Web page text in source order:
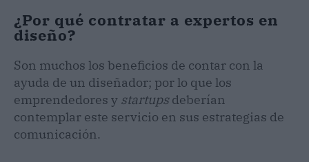
¿Por qué contratar a expertos en
diseño?
Son muchos los beneficios de contar con la
ayuda de un diseñador; por lo que los
emprendedores y startupsdeberían
contemplar este servicio en sus estrategias de
comunicación.